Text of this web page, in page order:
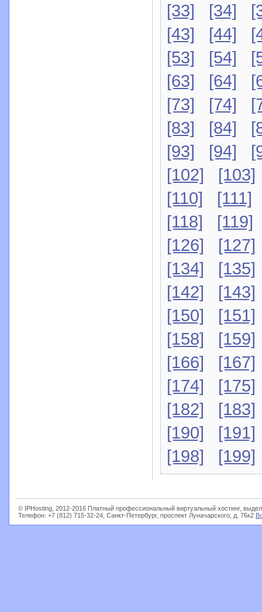
[33]
[34]
[43]
[44]
[53]
[54]
[63]
[64]
[73]
[74]
[83]
[84]
[93]
[94]
[102]
[103]
[110]
[111]
[118]
[119]
[126]
[127]
[134]
[135]
[142]
[143]
[150]
[151]
[158]
[159]
[166]
[167]
[174]
[175]
[182]
[183]
[190]
[191]
[198]
[199]
© IPHosting, 2012-2016 Платный профессиональный виртуальный хостинг,
Телефон: +7 (812) 715-32-24, Санкт-Петербург, проспект Луначарского, д. 76к2